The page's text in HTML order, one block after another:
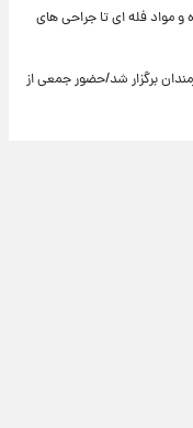
فله ای تا جراحی های
برگزار شد/حضور جمعی از